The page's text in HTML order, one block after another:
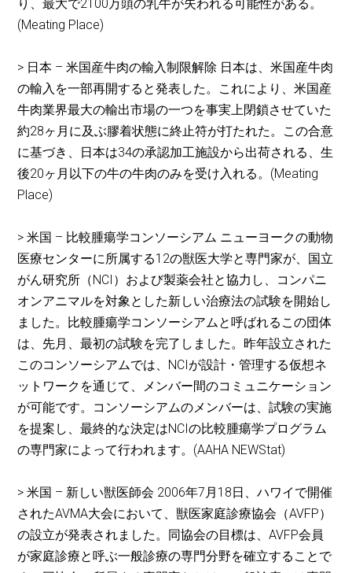
り、最大で2100万頭の乳牛が失われる可能性がある。
(Meating Place)
> 日本 – 米国産牛肉の輸入制限解除 日本は、米国産牛肉
の輸入を一部再開すると発表した。これにより、米国産
牛肉業界最大の輸出市場の一つを事実上閉鎖させていた
約28ヶ月に及ぶ膠着状態に終止符が打たれた。この合意
に基づき、日本は34の承認加工施設から出荷される、生
後20ヶ月以下の牛の牛肉のみを受け入れる。(Meating
Place)
> 米国 – 比較腫瘍学コンソーシアム ニューヨークの動物
医療センターに所属する12の獣医大学と専門家が、国立
がん研究所（NCI）および製薬会社と協力し、コンパニ
オンアニマルを対象とした新しい治療法の試験を開始し
ました。比較腫瘍学コンソーシアムと呼ばれるこの団体
は、先月、最初の試験を完了しました。昨年設立された
このコンソーシアムでは、NCIが設計・管理する仮想ネ
ットワークを通じて、メンバー間のコミュニケーション
が可能です。コンソーシアムのメンバーは、試験の実施
を提案し、最終的な決定はNCIの比較腫瘍学プログラム
の専門家によって行われます。(AAHA NEWStat)
> 米国 – 新しい獣医師会 2006年7月18日、ハワイで開催
されたAVMA大会において、獣医家庭診療協会（AVFP）
の設立が発表されました。同協会の目標は、AVFP会員
が家庭診療と呼ぶ一般診療の専門分野を確立することで